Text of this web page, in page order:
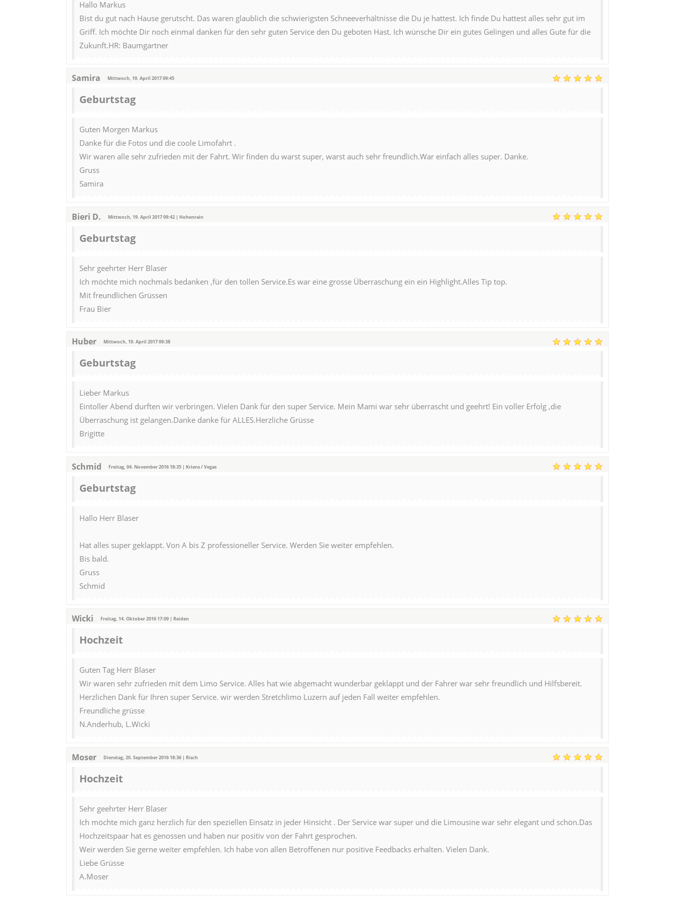
Hallo Markus
Bist du gut nach Hause gerutscht. Das waren glaublich die schwierigsten Schneeverhältnisse die Du je hattest. Ich finde Du hattest alles sehr gut im
Griff. Ich möchte Dir noch einmal danken für den sehr guten Service den Du geboten Hast. Ich wünsche Dir ein gutes Gelingen und alles Gute für die
Zukunft.HR: Baumgartner
Samira Mittwoch, 19. April 2017 09:45
Geburtstag
Guten Morgen Markus
Danke für die Fotos und die coole Limofahrt .
Wir waren alle sehr zufrieden mit der Fahrt. Wir finden du warst super, warst auch sehr freundlich.War einfach alles super. Danke.
Gruss
Samira
Bieri D. Mittwoch, 19. April 2017 09:42 | Hohenrain
Geburtstag
Sehr geehrter Herr Blaser
Ich möchte mich nochmals bedanken ,für den tollen Service.Es war eine grosse Überraschung ein ein Highlight.Alles Tip top.
Mit freundlichen Grüssen
Frau Bier
Huber Mittwoch, 19. April 2017 09:38
Geburtstag
Lieber Markus
Eintoller Abend durften wir verbringen. Vielen Dank für den super Service. Mein Mami war sehr überrascht und geehrt! Ein voller Erfolg ,die
Überraschung ist gelangen.Danke danke für ALLES.Herzliche Grüsse
Brigitte
Schmid Freitag, 04. November 2016 18:35 | Kriens / Vegas
Geburtstag
Hallo Herr Blaser
Hat alles super geklappt. Von A bis Z professioneller Service. Werden Sie weiter empfehlen.
Bis bald.
Gruss
Schmid
Wicki Freitag, 14. Oktober 2016 17:09 | Reiden
Hochzeit
Guten Tag Herr Blaser
Wir waren sehr zufrieden mit dem Limo Service. Alles hat wie abgemacht wunderbar geklappt und der Fahrer war sehr freundlich und Hilfsbereit.
Herzlichen Dank für Ihren super Service. wir werden Stretchlimo Luzern auf jeden Fall weiter empfehlen.
Freundliche grüsse
N.Anderhub, L.Wicki
Moser Dienstag, 20. September 2016 18:36 | Risch
Hochzeit
Sehr geehrter Herr Blaser
Ich möchte mich ganz herzlich für den speziellen Einsatz in jeder Hinsicht . Der Service war super und die Limousine war sehr elegant und schön.Das
Hochzeitspaar hat es genossen und haben nur positiv von der Fahrt gesprochen.
Weir werden Sie gerne weiter empfehlen. Ich habe von allen Betroffenen nur positive Feedbacks erhalten. Vielen Dank.
Liebe Grüsse
A.Moser